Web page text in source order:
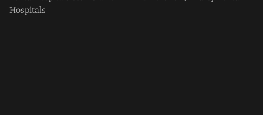
Hospitals